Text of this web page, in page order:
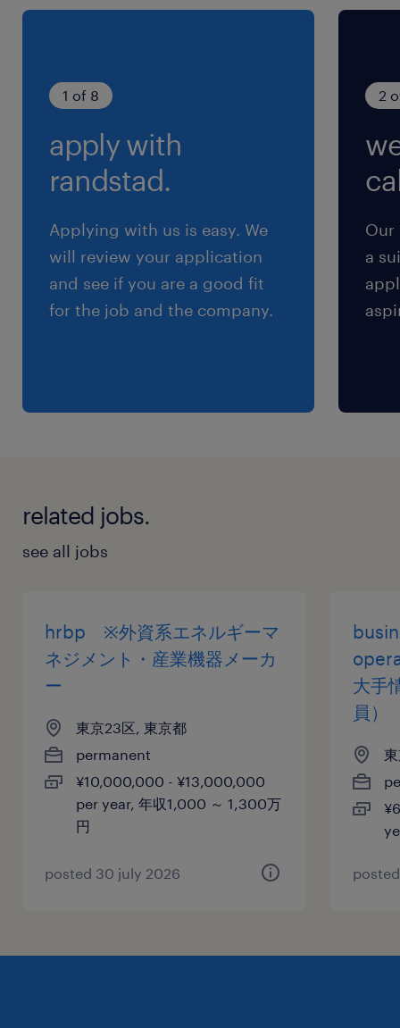
雇用期間
1 of 8
apply with
randstad.
Applying with us is easy. We
will review your application
and see if you are a good fit
for the job and the company.
2
Our
a
related jobs.
see all jobs
hrbp ※外資系エネルギーマ
ネジメント・産業機器メーカ
ー
東京23区, 東京都
permanent
¥10,000,000 - ¥13,000,000
per year, 年収1,000 ～ 1,300万
円
posted 30 july 2026
大手
員）